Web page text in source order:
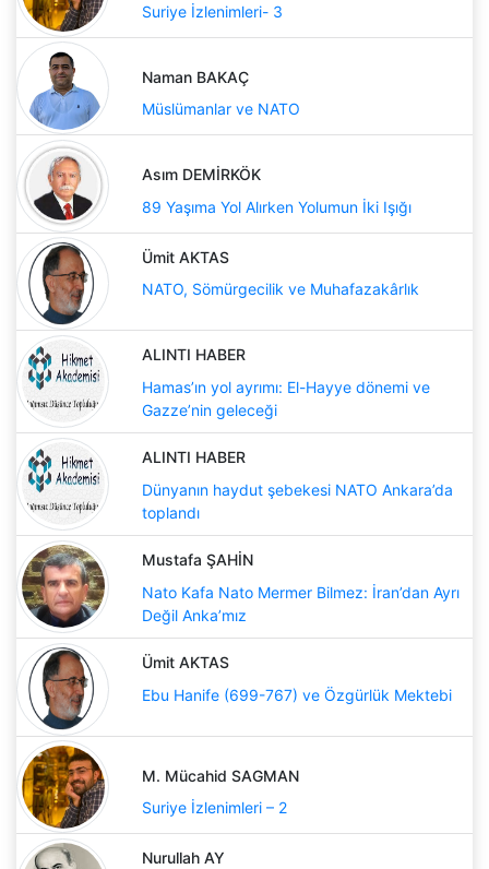
Suriye İzlenimleri- 3
Naman BAKAÇ
Müslümanlar ve NATO
Asım DEMİRKÖK
89 Yaşıma Yol Alırken Yolumun İki Işığı
Ümit AKTAS
NATO, Sömürgecilik ve Muhafazakârlık
ALINTI HABER
Hamas’ın yol ayrımı: El-Hayye dönemi ve
Gazze’nin geleceği
ALINTI HABER
Dünyanın haydut şebekesi NATO Ankara’da
toplandı
Mustafa ŞAHİN
Nato Kafa Nato Mermer Bilmez: İran’dan Ayrı
Değil Anka’mız
Ümit AKTAS
Ebu Hanife (699-767) ve Özgürlük Mektebi
M. Mücahid SAGMAN
Suriye İzlenimleri – 2
Nurullah AY